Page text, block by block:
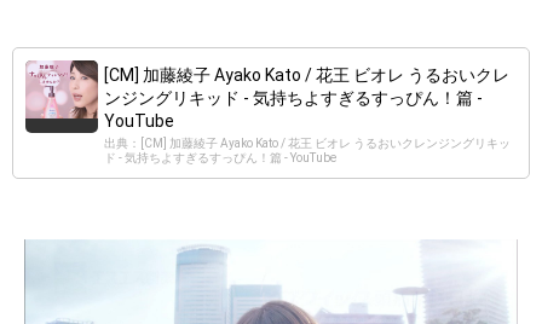
[CM] 加藤綾子 Ayako Kato / 花王 ビオレ うるおいクレ
ンジングリキッド - 気持ちよすぎるすっぴん！篇 -
YouTube
出典：[CM] 加藤綾子 Ayako Kato / 花王 ビオレ うるおいクレンジングリキッ
ド - 気持ちよすぎるすっぴん！篇 - YouTube